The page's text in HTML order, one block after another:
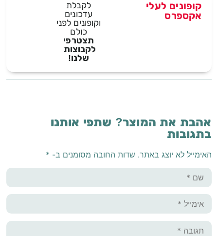
לקבלת
עדכונים
וקופונים לפני
כולם
תצטרפי
לקבוצות
שלנו!
קופונים לעלי
אקספרס
אהבת את המוצר? שתפי אותנו
בתגובות
האימייל לא יוצג באתר. שדות החובה מסומנים ב- *